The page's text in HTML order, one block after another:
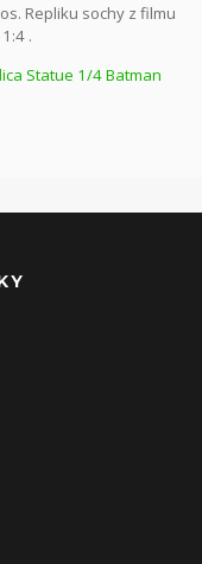
Repliku sochy z filmu
.